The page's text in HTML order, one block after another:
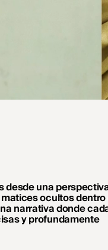
desde una
ocultos
narrativa donde
y profundamente